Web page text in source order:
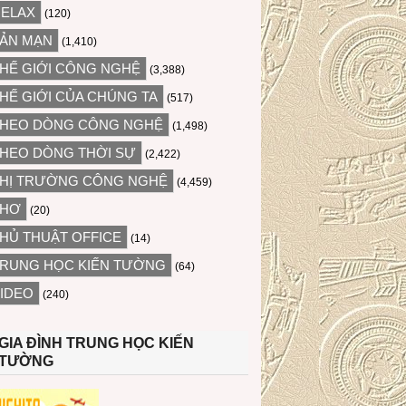
(120)
MẠN (1,410)
GIỚI CÔNG NGHỆ (3,388)
GIỚI CỦA CHÚNG TA (517)
DÒNG CÔNG NGHỆ (1,498)
DÒNG THỜI SỰ (2,422)
TRƯỜNG CÔNG NGHỆ (4,459)
(20)
THUẬT OFFICE (14)
HỌC KIẾN TƯỜNG (64)
(240)
ĐÌNH TRUNG HỌC KIẾN